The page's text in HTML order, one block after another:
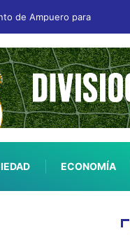
de Ampuero para
ECONOMÍA